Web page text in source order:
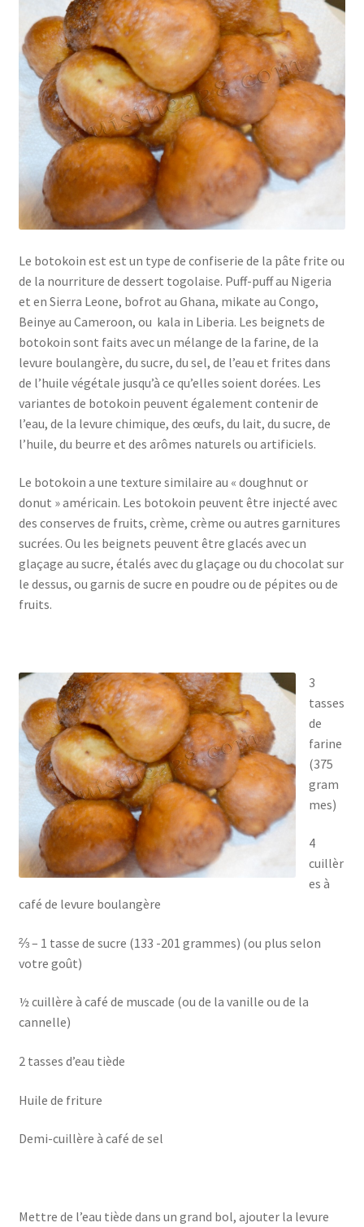
Le botokoin est est un type de confiserie de la pâte frite ou
de la nourriture de dessert togolaise. Puff-puff au Nigeria
et en Sierra Leone, bofrot au Ghana, mikate au Congo,
Beinye au Cameroon, ou kala in Liberia. Les beignets de
botokoin sont faits avec un mélange de la farine, de la
levure boulangère, du sucre, du sel, de l’eau et frites dans
de l’huile végétale jusqu’à ce qu’elles soient dorées. Les
variantes de botokoin peuvent également contenir de
l’eau, de la levure chimique, des œufs, du lait, du sucre, de
l’huile, du beurre et des arômes naturels ou artificiels.
Le botokoin a une texture similaire au « doughnut or
donut » américain. Les botokoin peuvent être injecté avec
des conserves de fruits, crème, crème ou autres garnitures
sucrées. Ou les beignets peuvent être glacés avec un
glaçage au sucre, étalés avec du glaçage ou du chocolat sur
le dessus, ou garnis de sucre en poudre ou de pépites ou de
fruits.
3
tasses
de
farine
(375
gram
mes)
4
cuillèr
es à
café de levure boulangère
⅔ – 1 tasse de sucre (133 -201 grammes) (ou plus selon
votre goût)
½ cuillère à café de muscade (ou de la vanille ou de la
cannelle)
2 tasses d’eau tiède
Huile de friture
Demi-cuillère à café de sel
Mettre de l’eau tiède dans un grand bol, ajouter la levure